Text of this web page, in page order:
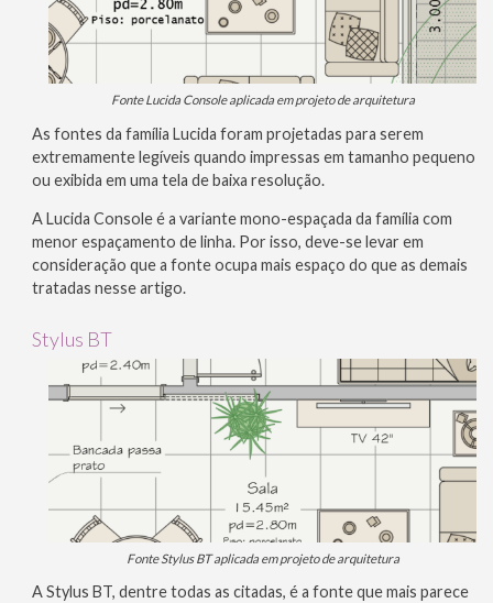
Fonte Lucida Console aplicada em projeto de arquitetura
As fontes da família Lucida foram projetadas para serem
extremamente legíveis quando impressas em tamanho pequeno
ou exibida em uma tela de baixa resolução.
A Lucida Console é a variante mono-espaçada da família com
menor espaçamento de linha. Por isso, deve-se levar em
consideração que a fonte ocupa mais espaço do que as demais
tratadas nesse artigo.
Stylus BT
Fonte Stylus BT aplicada em projeto de arquitetura
A Stylus BT, dentre todas as citadas, é a fonte que mais parece